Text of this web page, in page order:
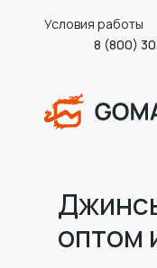
Условия работы
8 (800)
оптом